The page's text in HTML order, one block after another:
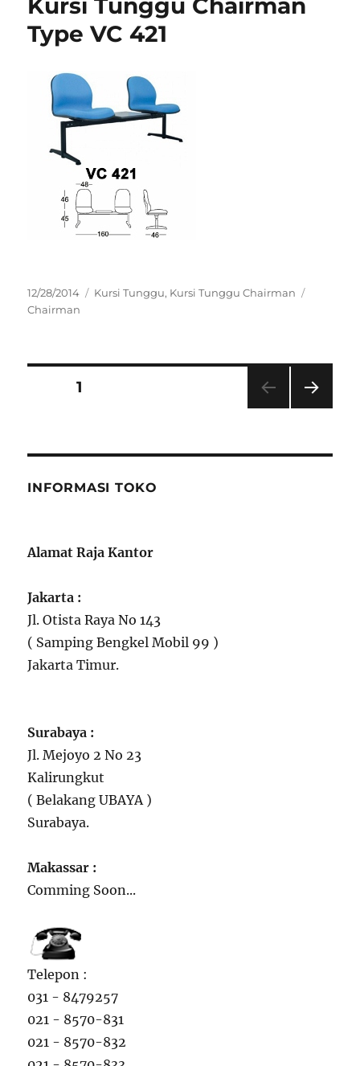
Kursi Tunggu Chairman
Type VC 421
Posted
on
12/28/2014 Categories
Kursi Tunggu, Kursi Tunggu Chairman
Chairman
Posts
PAGE1
INFORMASI TOKO
Alamat Raja Kantor
Jakarta :
Jl. Otista Raya No 143
( Samping Bengkel Mobil 99 )
Jakarta Timur.
Surabaya :
Jl. Mejoyo 2 No 23
Kalirungkut
( Belakang UBAYA )
Surabaya.
Makassar :
Comming Soon...
Telepon :
031 - 8479257
021 - 8570-831
021 - 8570-832